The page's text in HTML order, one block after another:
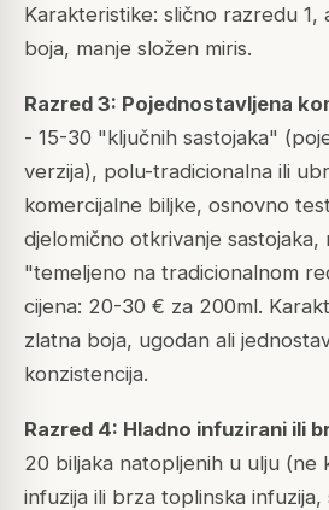
Karakteristike: slično razredu 1,
boja, manje složen miris.
Razred 3: Pojednostavljena
- 15-30 "ključnih sastojaka"
verzija), polu-tradicionalna ili
komercijalne biljke, osnovno
djelomično otkrivanje sastojaka,
"temeljeno na tradicionalnom
cijena: 20-30 € za 200ml.
zlatna boja, ugodan ali
konzistencija.
Razred 4: Hladno infuzirani ili
20 biljaka natopljenih u ulju (ne
infuzija ili brza toplinska